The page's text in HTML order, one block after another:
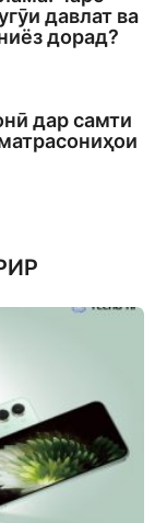
давлат ва
дорад?
дар самти